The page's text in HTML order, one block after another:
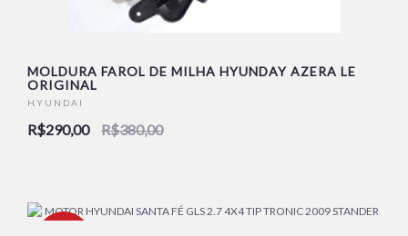
MOLDURA FAROL DE MILHA HYUNDAY AZERA LE
ORIGINAL
HYUNDAI
R$290,00 R$380,00